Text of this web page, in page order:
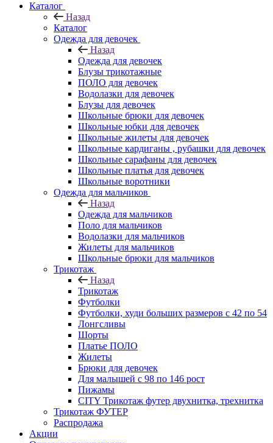
Каталог
Назад
Каталог
Одежда для девочек
Назад
Одежда для девочек
Блузы трикотажные
ПОЛО для девочек
Водолазки для девочек
Блузы для девочек
Школьные брюки для девочек
Школьные юбки для девочек
Школьные жилеты для девочек
Школьные кардиганы , рубашки для девочек
Школьные сарафаны для девочек
Школьные платья для девочек
Школьные воротники
Одежда для мальчиков
Назад
Одежда для мальчиков
Поло для мальчиков
Водолазки для мальчиков
Жилеты для мальчиков
Школьные брюки для мальчиков
Трикотаж
Назад
Трикотаж
Футболки
Футболки, худи больших размеров с 42 по 54
Лонгсливы
Шорты
Платье ПОЛО
Жилеты
Брюки для девочек
Для малышей с 98 по 146 рост
Пижамы
CITY Трикотаж футер двухнитка, трехнитка
Трикотаж ФУТЕР
Распродажа
Акции